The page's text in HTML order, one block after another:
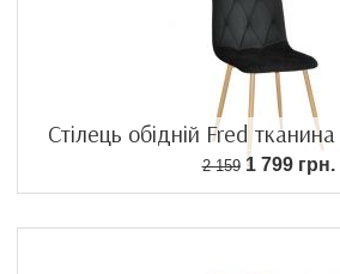
Стілець обідній Fred
2 1591 799 грн.